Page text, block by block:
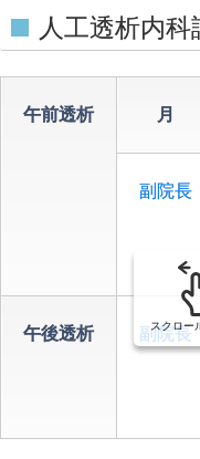
人工透析内科
午前透析 月
副院長
午後透析 副院長
スクロー